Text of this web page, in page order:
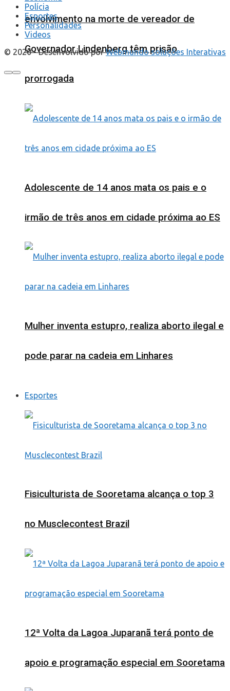
envolvimento na morte de vereador de
Governador Lindenberg têm prisão
prorrogada
Adolescente de 14 anos mata os pais e o
irmão de três anos em cidade próxima ao ES
Mulher inventa estupro, realiza aborto ilegal e
pode parar na cadeia em Linhares
Esportes
Fisiculturista de Sooretama alcança o top 3
no Musclecontest Brazil
12ª Volta da Lagoa Juparanã terá ponto de
apoio e programação especial em Sooretama
Polícia
Esportes
Personalidades
Videos
© 2020 - Desenvolvido porWebmundo soluções Interativas